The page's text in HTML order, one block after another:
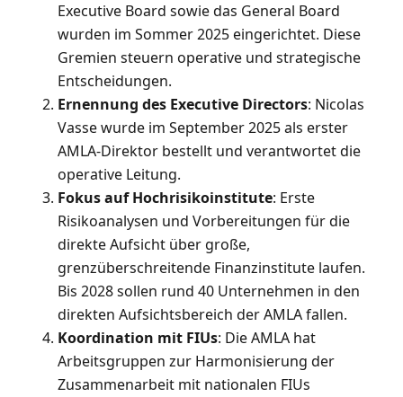
Executive Board sowie das General Board
wurden im Sommer 2025 eingerichtet. Diese
Gremien steuern operative und strategische
Entscheidungen.
Ernennung des Executive Directors: Nicolas
Vasse wurde im September 2025 als erster
AMLA-Direktor bestellt und verantwortet die
operative Leitung.
Fokus auf Hochrisikoinstitute: Erste
Risikoanalysen und Vorbereitungen für die
direkte Aufsicht über große,
grenzüberschreitende Finanzinstitute laufen.
Bis 2028 sollen rund 40 Unternehmen in den
direkten Aufsichtsbereich der AMLA fallen.
Koordination mit FIUs: Die AMLA hat
Arbeitsgruppen zur Harmonisierung der
Zusammenarbeit mit nationalen FIUs